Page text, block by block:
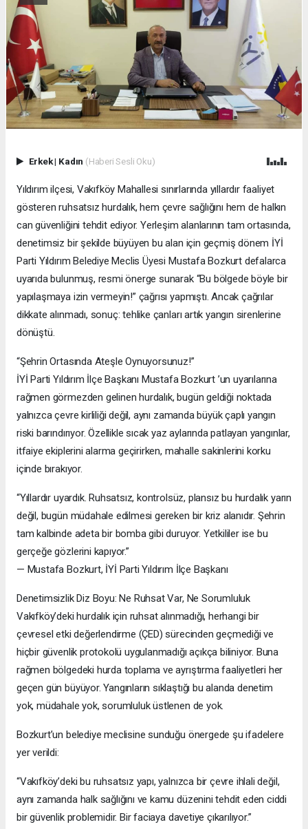
Erkek| Kadın (Haberi Sesli Oku)
Yıldırım ilçesi, Vakıfköy Mahallesi sınırlarında yıllardır faaliyet
gösteren ruhsatsız hurdalık, hem çevre sağlığını hem de halkın
can güvenliğini tehdit ediyor. Yerleşim alanlarının tam ortasında,
denetimsiz bir şekilde büyüyen bu alan için geçmiş dönem İYİ
Parti Yıldırım Belediye Meclis Üyesi Mustafa Bozkurt defalarca
uyarıda bulunmuş, resmi önerge sunarak “Bu bölgede böyle bir
yapılaşmaya izin vermeyin!” çağrısı yapmıştı. Ancak çağrılar
dikkate alınmadı, sonuç: tehlike çanları artık yangın sirenlerine
dönüştü.
“Şehrin Ortasında Ateşle Oynuyorsunuz!”
İYİ Parti Yıldırım İlçe Başkanı Mustafa Bozkurt ’un uyarılarına
rağmen görmezden gelinen hurdalık, bugün geldiği noktada
yalnızca çevre kirliliği değil, aynı zamanda büyük çaplı yangın
riski barındırıyor. Özellikle sıcak yaz aylarında patlayan yangınlar,
itfaiye ekiplerini alarma geçirirken, mahalle sakinlerini korku
içinde bırakıyor.
“Yıllardır uyardık. Ruhsatsız, kontrolsüz, plansız bu hurdalık yarın
değil, bugün müdahale edilmesi gereken bir kriz alanıdır. Şehrin
tam kalbinde adeta bir bomba gibi duruyor. Yetkililer ise bu
gerçeğe gözlerini kapıyor.”
— Mustafa Bozkurt, İYİ Parti Yıldırım İlçe Başkanı
Denetimsizlik Diz Boyu: Ne Ruhsat Var, Ne Sorumluluk
Vakıfköy’deki hurdalık için ruhsat alınmadığı, herhangi bir
çevresel etki değerlendirme (ÇED) sürecinden geçmediği ve
hiçbir güvenlik protokolü uygulanmadığı açıkça biliniyor. Buna
rağmen bölgedeki hurda toplama ve ayrıştırma faaliyetleri her
geçen gün büyüyor. Yangınların sıklaştığı bu alanda denetim
yok, müdahale yok, sorumluluk üstlenen de yok.
Bozkurt’un belediye meclisine sunduğu önergede şu ifadelere
yer verildi:
“Vakıfköy’deki bu ruhsatsız yapı, yalnızca bir çevre ihlali değil,
aynı zamanda halk sağlığını ve kamu düzenini tehdit eden ciddi
bir güvenlik problemidir. Bir faciaya davetiye çıkarılıyor.”